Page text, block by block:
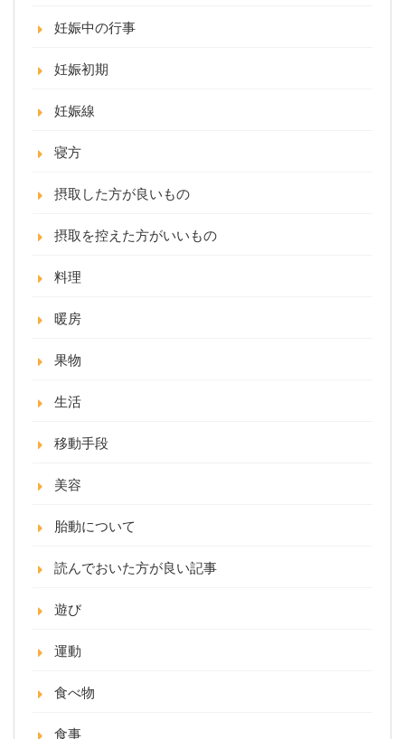
妊娠中の行事
妊娠初期
妊娠線
寝方
摂取した方が良いもの
摂取を控えた方がいいもの
料理
暖房
果物
生活
移動手段
美容
胎動について
読んでおいた方が良い記事
遊び
運動
食べ物
食事